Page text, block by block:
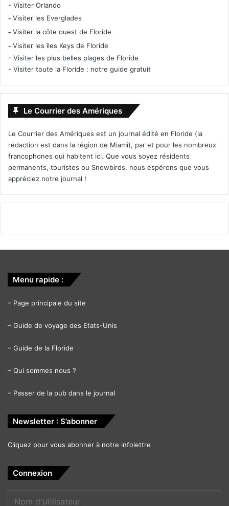
- Visiter Orlando
- Visiter les Everglades
- Visiter la côte ouest de Floride
- Visiter les îles Keys de Floride
- Visiter les plus belles plages de Floride
- Visiter toute la Floride : notre guide gratuit
Le Courrier des Amériques
Le Courrier des Amériques est un journal édité en Floride (la
rédaction est dans la région de Miami), par et pour les nombreux
francophones qui habitent ici. Que vous soyez résidents
permanents, touristes ou Snowbirds, nous espérons que vous
appréciez notre journal !
Menu rapide :
– Page principale du site
– Guide de voyage des Etats-Unis
– Guide de la Floride
– Qui sommes nous ?
– Passer de la pub dans le journal
Newsletter : S’abonner
Cliquez pour vous abonner à notre infolettre
Connexion